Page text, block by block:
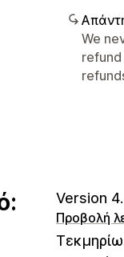
We
Version
Προβολή